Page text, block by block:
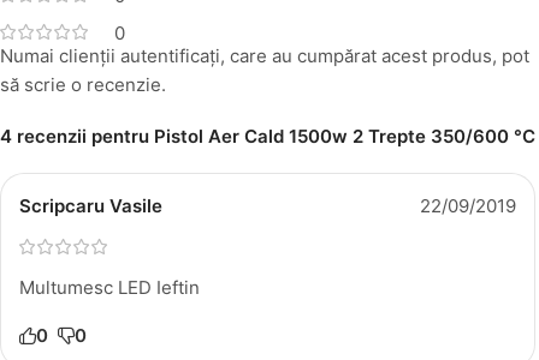
0
4 recenzii pentru Pistol Aer Cald 1500w 2 Trepte 350/600 °C
Scripcaru Vasile 22/09/2019
Multumesc LED Ieftin
0 0
Numai clienții autentificați, care au cumpărat acest produs, pot
să scrie o recenzie.